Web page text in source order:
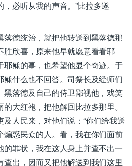
必听从我的声音。”比拉多遂
落德统治，就把他转送到黑落德那
胜欣喜，原来他早就愿意看看耶
耶稣的事，也希望他显个奇迹。于
稣什么也不回答。司祭长及经师们
黑落德及自己的侍卫鄙视他，戏笑
大红袍，把他解回比拉多那里。
人民来，对他们说：“你们给我送
煸惑民众的人。看，我在你们面前
的罪状，我在这人身上并查不出一
查出，因而又把他解送到我们这里